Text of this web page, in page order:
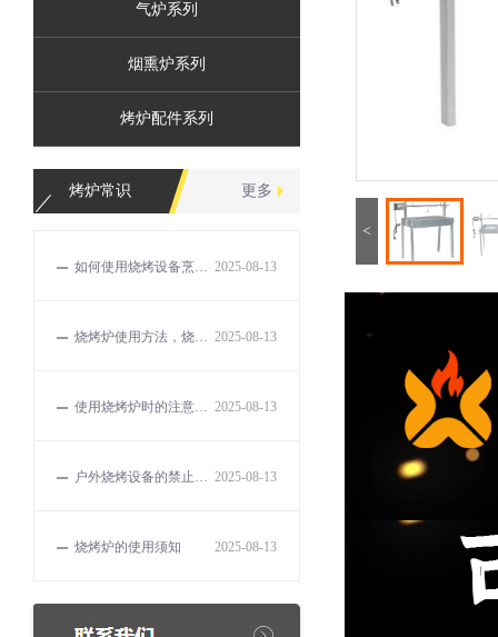
气炉系列
烟熏炉系列
烤炉配件系列
更多
烤炉常识
2025-08-13
如何使用烧烤设备烹饪出美味的食物？
2025-08-13
烧烤炉使用方法，烧烤的误区和解决方法有哪些？
2025-08-13
使用烧烤炉时的注意事项有哪些？
2025-08-13
户外烧烤设备的禁止事项
2025-08-13
烧烤炉的使用须知
<